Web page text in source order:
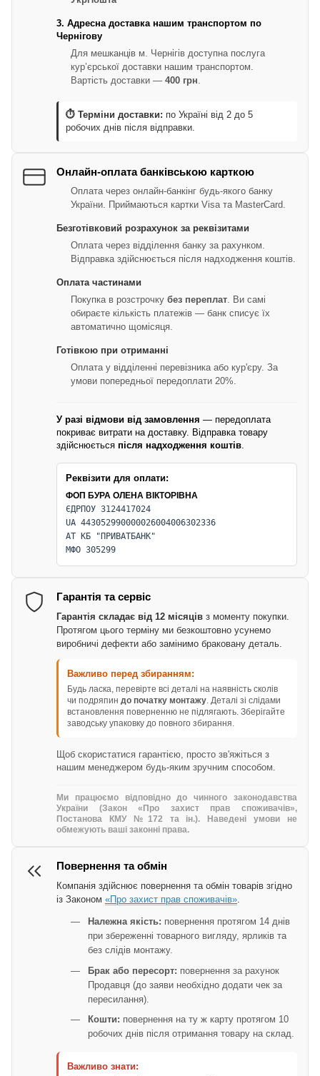
3. Адресна доставка нашим транспортом по
Чернігову
Для мешканців м. Чернігів доступна послуга
кур’єрської доставки нашим транспортом.
Вартість доставки — 400 грн.
⏱ Терміни доставки: по Україні від 2 до 5
робочих днів після відправки.
Онлайн-оплата банківською карткою
Оплата через онлайн-банкінг будь-якого банку
України. Приймаються картки Visa та MasterCard.
Безготівковий розрахунок за реквізитами
Оплата через відділення банку за рахунком.
Відправка здійснюється після надходження коштів.
Оплата частинами
Покупка в розстрочку без переплат. Ви самі
обираєте кількість платежів — банк списує їх
автоматично щомісяця.
Готівкою при отриманні
Оплата у відділенні перевізника або кур'єру. За
умови попередньої передоплати 20%.
У разі відмови від замовлення — передоплата
покриває витрати на доставку. Відправка товару
здійснюється після надходження коштів.
Реквізити для оплати:
ФОП БУРА ОЛЕНА ВІКТОРІВНА
ЄДРПОУ 3124417024
UA 443052990000026004006302336
АТ КБ "ПРИВАТБАНК"
МФО 305299
Гарантія та сервіс
Гарантія складає від 12 місяців з моменту покупки.
Протягом цього терміну ми безкоштовно усунемо
виробничі дефекти або замінимо браковану деталь.
Важливо перед збиранням:
Будь ласка, перевірте всі деталі на наявність сколів
чи подряпин до початку монтажу. Деталі зі слідами
встановлення поверненню не підлягають. Зберігайте
заводську упаковку до повного збирання.
Щоб скористатися гарантією, просто зв'яжіться з
нашим менеджером будь-яким зручним способом.
Ми працюємо відповідно до чинного законодавства
України (Закон «Про захист прав споживачів»,
Постанова КМУ №172 та ін.). Наведені умови не
обмежують ваші законні права.
Повернення та обмін
Компанія здійснює повернення та обмін товарів згідно
із Законом «Про захист прав споживачів».
Належна якість: повернення протягом 14 днів
при збереженні товарного вигляду, ярликів та
без слідів монтажу.
Брак або пересорт: повернення за рахунок
Продавця (до заяви необхідно додати чек за
пересилання).
Кошти: повернення на ту ж карту протягом 10
робочих днів після отримання товару на склад.
Важливо знати: